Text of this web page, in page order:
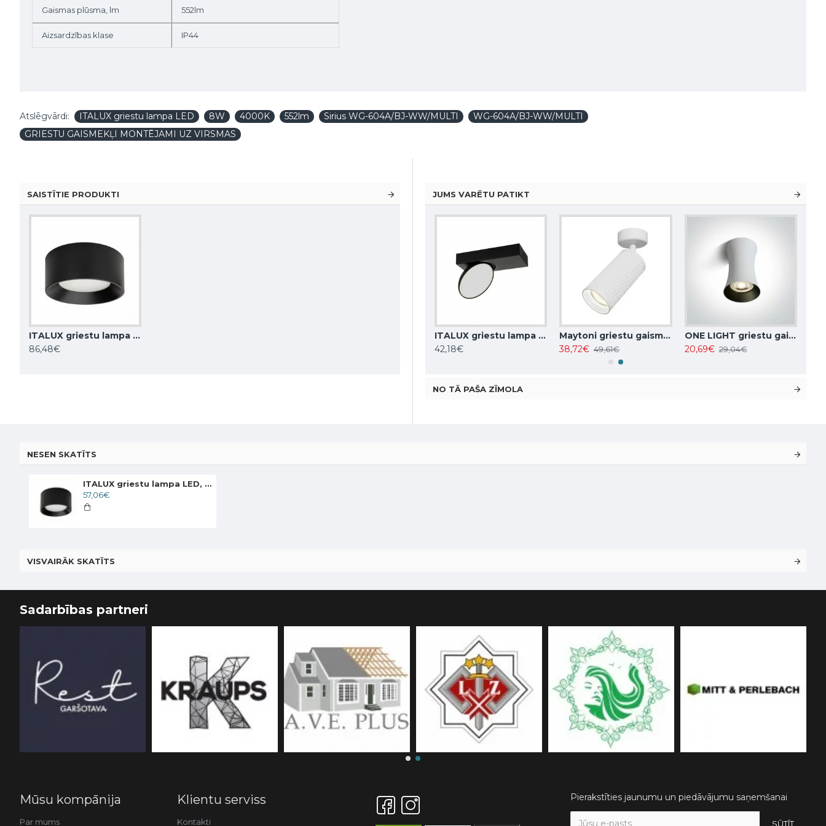
Gaismas plūsma, lm 552lm
Aizsardzības klase IP44
Atslēgvārdi: ITALUX griestu lampa LED 8W 4000K 552lm Sirius WG-604A/BJ-WW/MULTI
WG-604A/BJ-WW/MULTI
GRIESTU GAISMEKĻI MONTĒJAMI UZ VIRSMAS
SAISTĪTIE PRODUKTI
ITALUX griestu lampa LED, 28W, 4000K, 2353lm, Sirius WG-608C/BJ-WW/MULTI
86,48€
JUMS VARĒTU PATIKT
14,52€
ITALUX griestu lampa LED, 5W, 4000K, 380lm, Castelio SPL-31976-1B-BK
42,18€
Maytoni griestu gaismeklis, spot 50W, GU10, IP20, Focus Design C034CL-01W
38,72€ 49,61€
ONE LIGHT griestu gaismeklis 10W, GU10, IP20, 12105F/W
20,69€ 29,04€
NO TĀ PAŠA ZĪMOLA
NESEN SKATĪTS
ITALUX griestu lampa LED, 8W, 4000K, 552lm, Sirius WG-604A/BJ-WW/MULTI
57,06€
VISVAIRĀK SKATĪTS
Sadarbības partneri
Mūsu kompānija
Par mums
Klientu serviss
Kontakti
Pierakstīties jaunumu un piedāvājumu saņemšanai
SŪTĪT